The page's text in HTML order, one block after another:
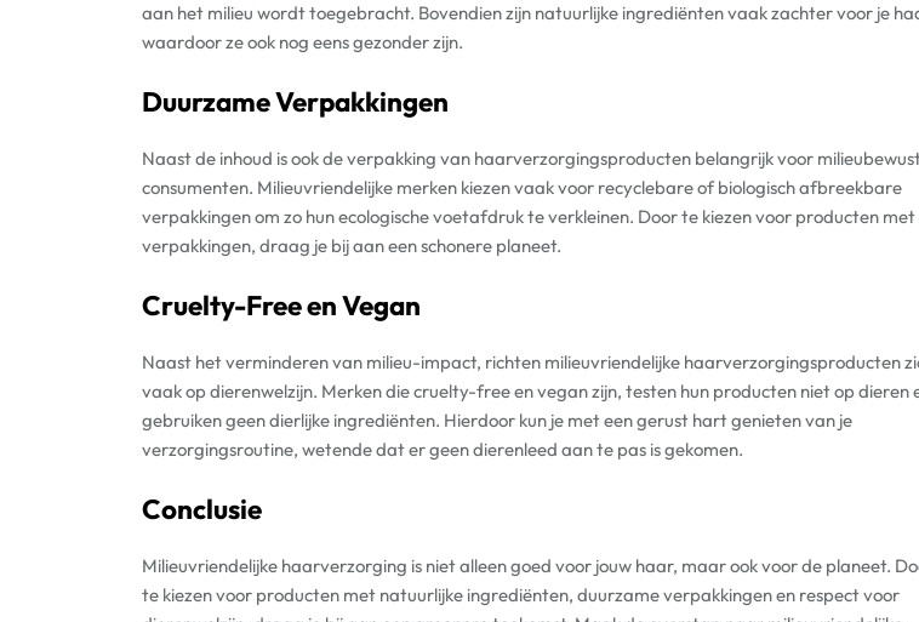
aan het milieu wordt toegebracht. Bovendien zijn natuurlijke ingrediënten vaak zachter voor je
waardoor ze ook nog eens gezonder zijn.
Duurzame Verpakkingen
Naast de inhoud is ook de verpakking van haarverzorgingsproducten belangrijk voor
consumenten. Milieuvriendelijke merken kiezen vaak voor recyclebare of biologisch afbreekbare
verpakkingen om zo hun ecologische voetafdruk te verkleinen. Door te kiezen voor producten
verpakkingen, draag je bij aan een schonere planeet.
Cruelty-Free en Vegan
Naast het verminderen van milieu-impact, richten milieuvriendelijke haarverzorgingsproducten
vaak op dierenwelzijn. Merken die cruelty-free en vegan zijn, testen hun producten niet op dieren
gebruiken geen dierlijke ingrediënten. Hierdoor kun je met een gerust hart genieten van je
verzorgingsroutine, wetende dat er geen dierenleed aan te pas is gekomen.
Conclusie
Milieuvriendelijke haarverzorging is niet alleen goed voor jouw haar, maar ook voor de planeet.
te kiezen voor producten met natuurlijke ingrediënten, duurzame verpakkingen en respect voor